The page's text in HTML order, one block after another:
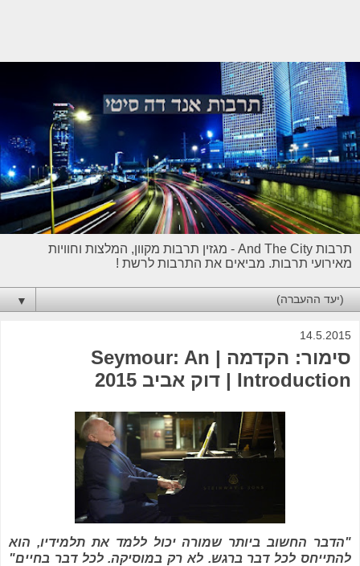
תרבות And The City - מגזין תרבות מקוון, המלצות וחוויות
מאירועי תרבות. מביאים את התרבות לרשת !
▼
14.5.2015
סימור: הקדמה | Seymour: An
Introduction | דוק אביב 2015
"הדבר החשוב ביותר שמורה יכול ללמד את תלמידיו, הוא
להתייחס לכל דבר ברגש. לא רק במוסיקה. לכל דבר בחיים"